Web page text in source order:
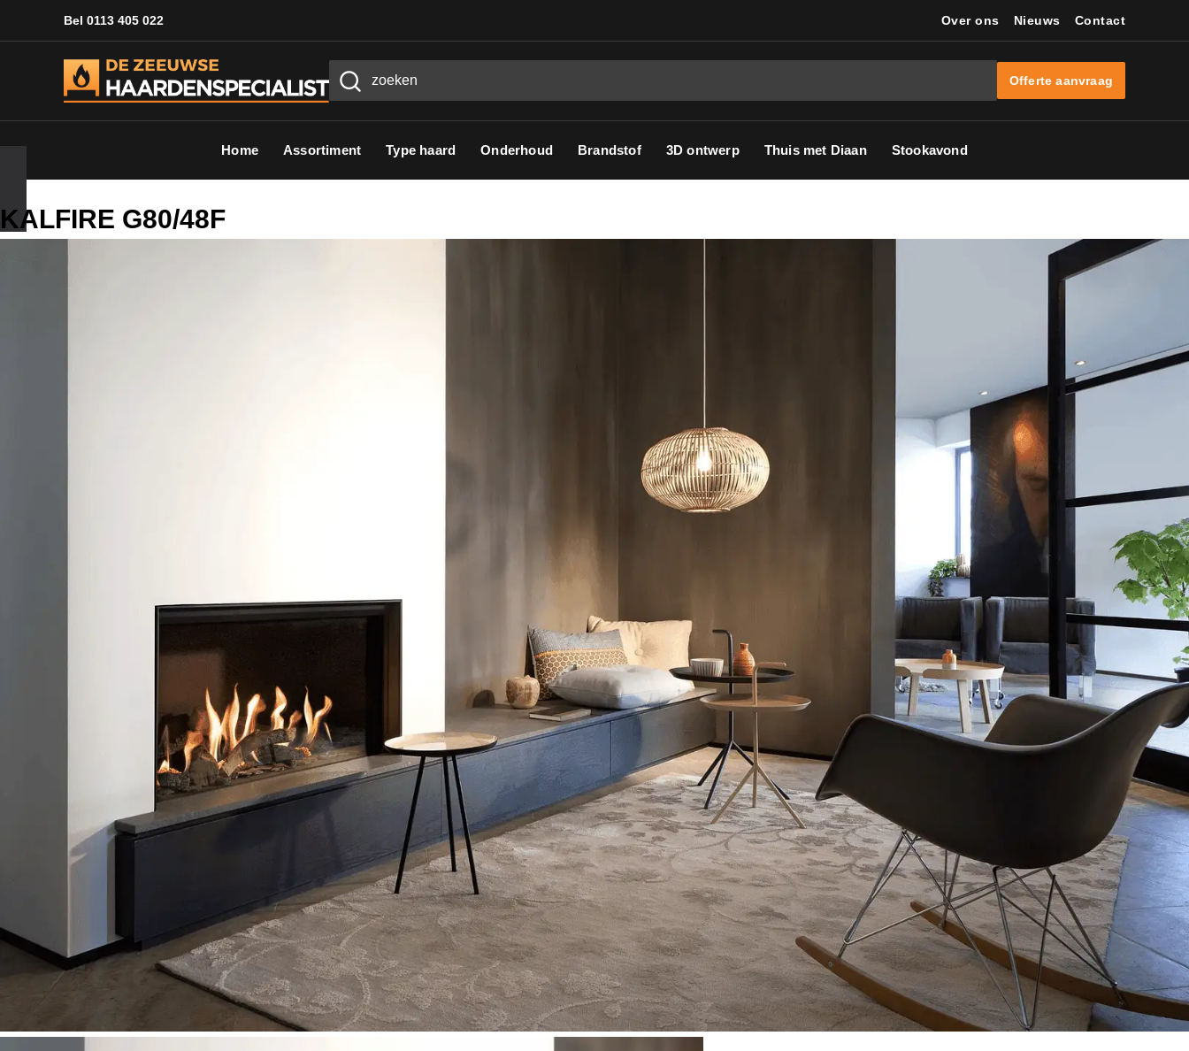
Bel 0113 405 022 Over ons Nieuws Contact
Offerte aanvraag
Home Assortiment Type haard Onderhoud Brandstof 3D ontwerp Thuis met Diaan Stookavond
KALFIRE G80/48F